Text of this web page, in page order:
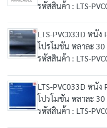
รหัสสินค้า : LTS-
LTS-PVC033D หนั
โปรโมชัน หลาละ
รหัสสินค้า : LTS-
LTS-PVC033D หนั
โปรโมชัน หลาละ
รหัสสินค้า : LTS-